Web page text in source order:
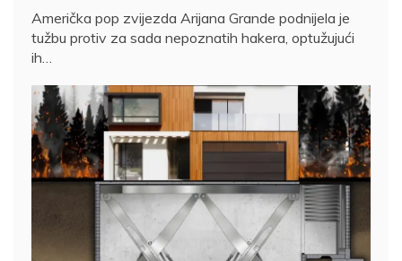
Američka pop zvijezda Arijana Grande podnijela je
tužbu protiv za sada nepoznatih hakera, optužujući
ih…